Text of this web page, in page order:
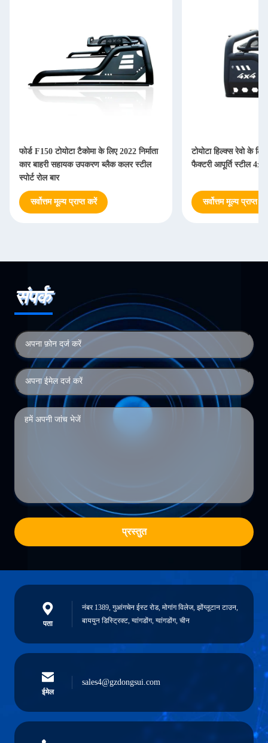
फोर्ड F150 टोयोटा टैकोमा के लिए 2022 निर्माता
कार बाहरी सहायक उपकरण ब्लैक कलर स्टील
स्पोर्ट रोल बार
सर्वोत्तम मूल्य प्राप्त करें
टोयोटा हिल्क्स रेवो के
फैक्टरी आपूर्ति स्टील
सर्वोत्तम मूल्य प्राप्त
संपर्क
प्रस्तुत
पता
नंबर 1389, गुआंगचेन ईस्ट रोड, मोगांग विलेज, झोंग्लूटान टाउन,
बाययुन डिस्ट्रिक्ट, ग्वांगडोंग, ग्वांगडोंग, चीन
ईमेल
sales4@gzdongsui.com